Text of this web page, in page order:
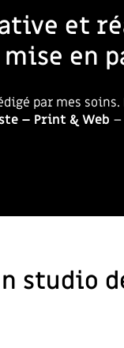
et
en
par mes
– Print & Web –
studio